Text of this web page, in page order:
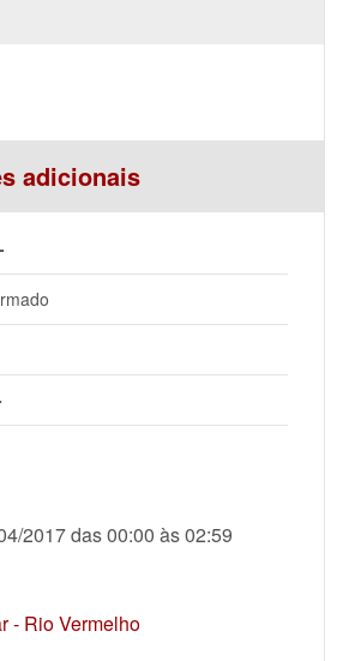
adicionais
2017 das 00:00 às 02:59
- Rio Vermelho